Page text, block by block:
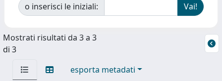
o inserisci le iniziali:
Mostrati risultati da 3 a 3
di 3
esporta metadati